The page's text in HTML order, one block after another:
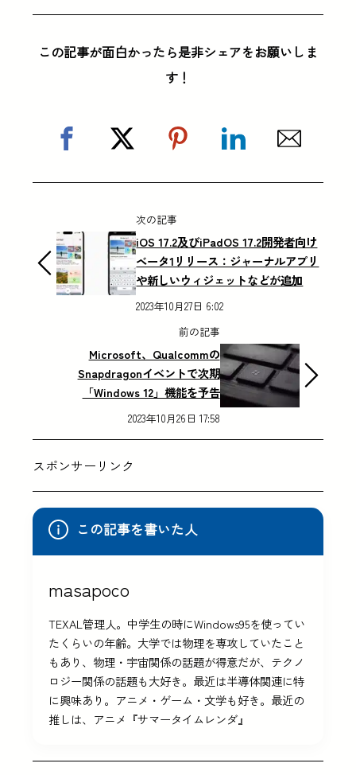
この記事が面白かったら是非シェアをお願いしま
す！
次の記事
iOS 17.2及びiPadOS 17.2開発者向け
ベータ1リリース：ジャーナルアプリ
や新しいウィジェットなどが追加
2023年10月27日 6:02
前の記事
Microsoft、Qualcommの
Snapdragonイベントで次期
「Windows 12」機能を予告
2023年10月26日 17:58
スポンサーリンク
この記事を書いた人
masapoco
TEXAL管理人。中学生の時にWindows95を使ってい
たくらいの年齢。大学では物理を専攻していたこと
もあり、物理・宇宙関係の話題が得意だが、テクノ
ロジー関係の話題も大好き。最近は半導体関連に特
に興味あり。アニメ・ゲーム・文学も好き。最近の
推しは、アニメ『サマータイムレンダ』